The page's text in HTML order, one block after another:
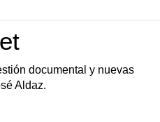
documental y nuevas
Aldaz.